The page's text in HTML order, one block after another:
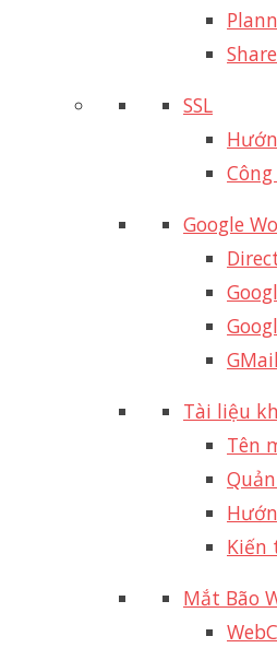
SSL
Công
Google
GMail
Tài liệu
Tên
Kiến
Mắt Bão